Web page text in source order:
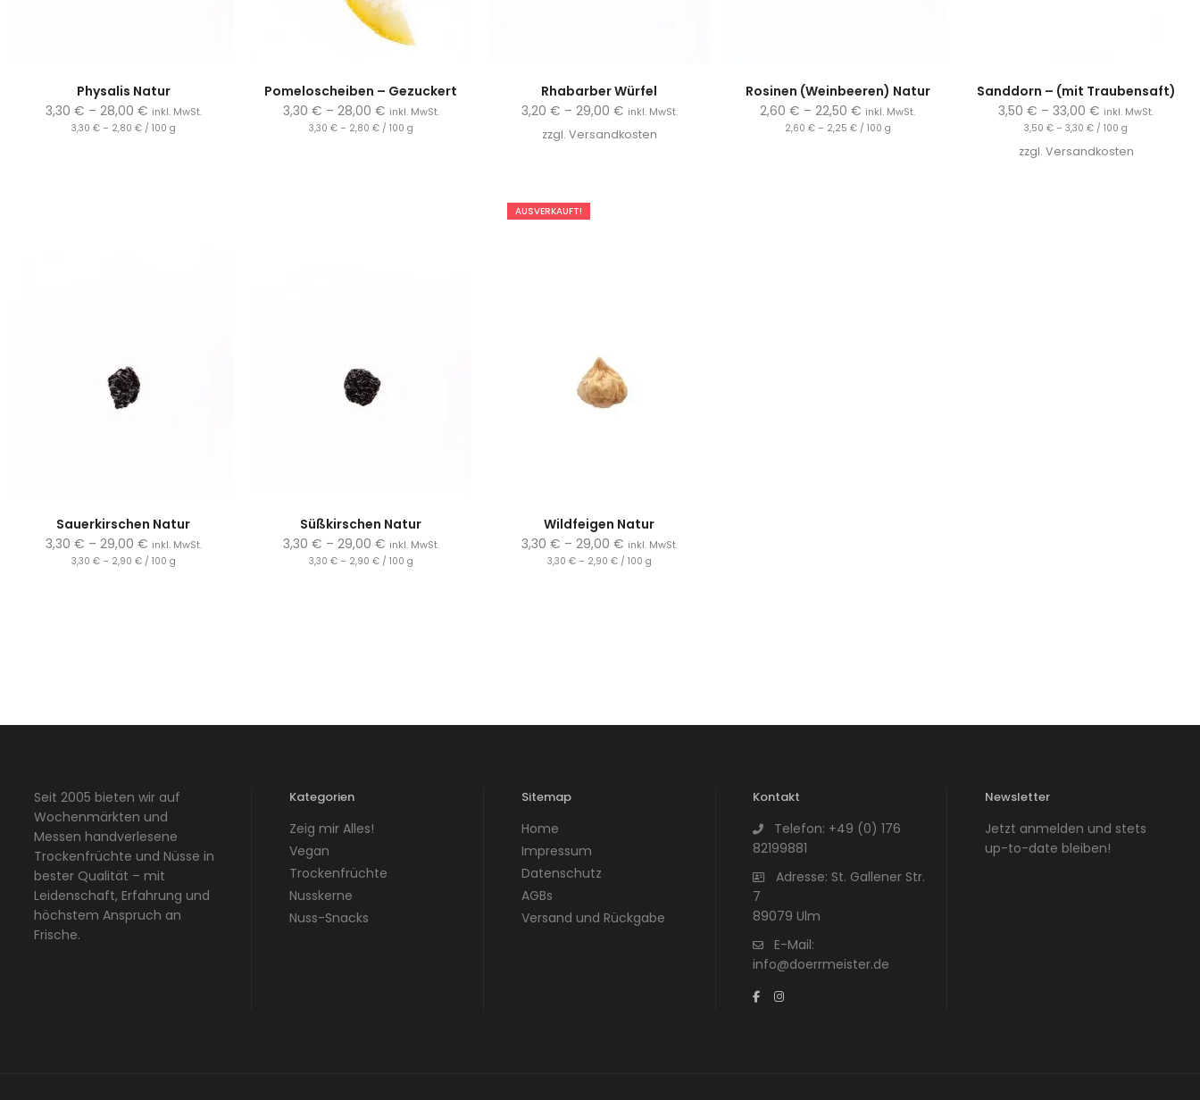
Physalis Natur
3,30 € – 28,00 € inkl. MwSt.
3,30 €– 2,80 €/ 100 g
Pomeloscheiben – Gezuckert
3,30 € – 28,00 € inkl. MwSt.
3,30 €– 2,80 €/ 100 g
Rhabarber Würfel
3,20 € – 29,00 € inkl. MwSt.
zzgl. Versandkosten
Rosinen (Weinbeeren) Natur
2,60€ –22,50€ inkl. MwSt.
2,60 €– 2,25 €/ 100 g
Sanddorn – (mit Traubensaft)
3,50€ –33,00€ inkl. MwSt.
3,50€ –3,30€ /100 g
zzgl. Versandkosten
Sauerkirschen Natur
3,30 € – 29,00 € inkl. MwSt.
3,30 €– 2,90 €/ 100 g
Süßkirschen Natur
3,30 € – 29,00 € inkl. MwSt.
3,30 €– 2,90 €/ 100 g
AUSVERKAUFT!
Wildfeigen Natur
3,30 € – 29,00 € inkl. MwSt.
3,30 €– 2,90 €/ 100 g
Seit 2005 bieten wir auf
Wochenmärkten und
Messen handverlesene
Trockenfrüchte und Nüsse in
bester Qualität – mit
Leidenschaft, Erfahrung und
höchstem Anspruch an
Frische.
Kategorien
Zeig mir Alles!
Vegan
Trockenfrüchte
Nusskerne
Nuss-Snacks
Sitemap
Home
Impressum
Datenschutz
AGBs
Versand und Rückgabe
Kontakt
Telefon: +49 (0) 176
82199881
Adresse: St. Gallener Str.
7
89079 Ulm
E-Mail:
info@doerrmeister.de
Newsletter
Jetzt anmelden und stets
up-to-date bleiben!